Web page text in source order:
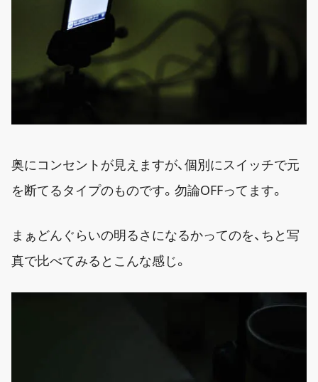
奥にコンセントが見えますが、個別にスイッチで元
を断てるタイプのものです。勿論OFFってます。
まぁどんぐらいの明るさになるかってのを、ちと写
真で比べてみるとこんな感じ。